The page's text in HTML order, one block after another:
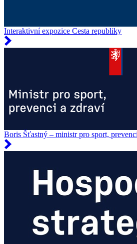
Interaktivní expozice Cesta republiky
Boris Šťastný – ministr pro sport,